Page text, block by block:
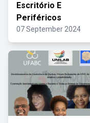
Escritório E
Periféricos
07 September 2024